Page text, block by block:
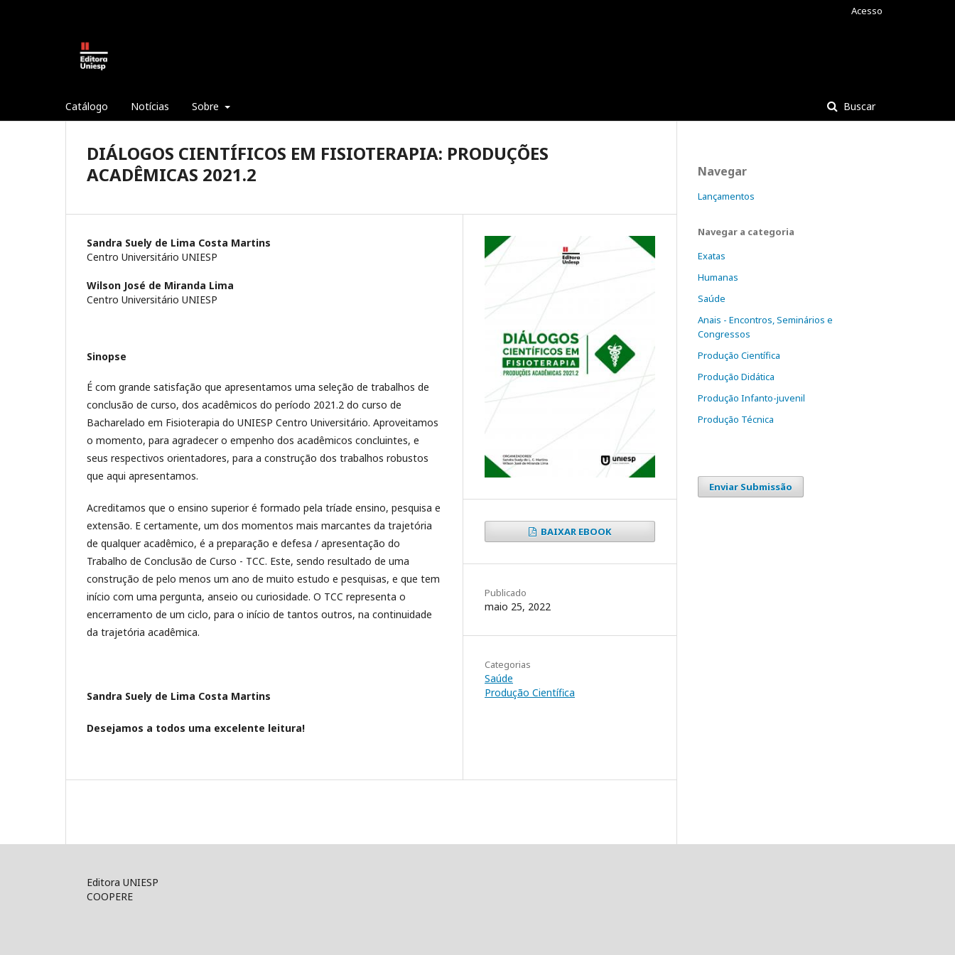
Catálogo Notícias Sobre Buscar
Acesso
DIÁLOGOS CIENTÍFICOS EM FISIOTERAPIA: PRODUÇÕES
ACADÊMICAS 2021.2
Sandra Suely de Lima Costa Martins
Centro Universitário UNIESP
Wilson José de Miranda Lima
Centro Universitário UNIESP
Sinopse
É com grande satisfação que apresentamos uma seleção de trabalhos de
conclusão de curso, dos acadêmicos do período 2021.2 do curso de
Bacharelado em Fisioterapia do UNIESP Centro Universitário. Aproveitamos
o momento, para agradecer o empenho dos acadêmicos concluintes, e
seus respectivos orientadores, para a construção dos trabalhos robustos
que aqui apresentamos.
Acreditamos que o ensino superior é formado pela tríade ensino, pesquisa e
extensão. E certamente, um dos momentos mais marcantes da trajetória
de qualquer acadêmico, é a preparação e defesa / apresentação do
Trabalho de Conclusão de Curso - TCC. Este, sendo resultado de uma
construção de pelo menos um ano de muito estudo e pesquisas, e que tem
início com uma pergunta, anseio ou curiosidade. O TCC representa o
encerramento de um ciclo, para o início de tantos outros, na continuidade
da trajetória acadêmica.
Sandra Suely de Lima Costa Martins
Desejamos a todos uma excelente leitura!
BAIXAR EBOOK
Publicado
maio 25, 2022
Categorias
Saúde
Produção Científica
Navegar
Lançamentos
Navegar a categoria
Exatas
Humanas
Saúde
Anais - Encontros, Seminários e
Congressos
Produção Científica
Produção Didática
Produção Infanto-juvenil
Produção Técnica
Enviar Submissão
Editora UNIESP
COOPERE